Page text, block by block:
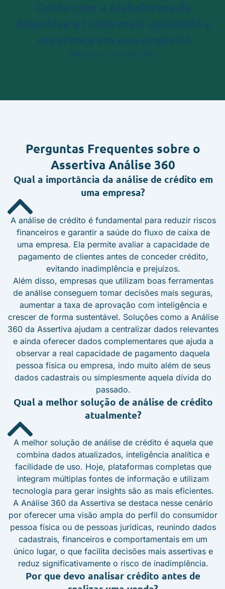
Perguntas Frequentes sobre o
Assertiva Análise 360
Qual a importância da análise de crédito em
uma empresa?
A análise de crédito é fundamental para reduzir riscos
financeiros e garantir a saúde do fluxo de caixa de
uma empresa. Ela permite avaliar a capacidade de
pagamento de clientes antes de conceder crédito,
evitando inadimplência e prejuízos.
Além disso, empresas que utilizam boas ferramentas
de análise conseguem tomar decisões mais seguras,
aumentar a taxa de aprovação com inteligência e
crescer de forma sustentável. Soluções como a Análise
360 da Assertiva ajudam a centralizar dados relevantes
e ainda oferecer dados complementares que ajuda a
observar a real capacidade de pagamento daquela
pessoa física ou empresa, indo muito além de seus
dados cadastrais ou simplesmente aquela dívida do
passado.
Qual a melhor solução de análise de crédito
atualmente?
A melhor solução de análise de crédito é aquela que
combina dados atualizados, inteligência analítica e
facilidade de uso. Hoje, plataformas completas que
integram múltiplas fontes de informação e utilizam
tecnologia para gerar insights são as mais eficientes.
A Análise 360 da Assertiva se destaca nesse cenário
por oferecer uma visão ampla do perfil do consumidor
pessoa física ou de pessoas jurídicas, reunindo dados
cadastrais, financeiros e comportamentais em um
único lugar, o que facilita decisões mais assertivas e
reduz significativamente o risco de inadimplência.
Por que devo analisar crédito antes de